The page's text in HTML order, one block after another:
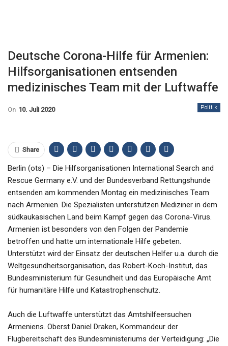
Deutsche Corona-Hilfe für Armenien:
Hilfsorganisationen entsenden
medizinisches Team mit der Luftwaffe
Politik
On 10. Juli 2020
Share
Berlin (ots) – Die Hilfsorganisationen International Search and
Rescue Germany e.V. und der Bundesverband Rettungshunde
entsenden am kommenden Montag ein medizinisches Team
nach Armenien. Die Spezialisten unterstützen Mediziner in dem
südkaukasischen Land beim Kampf gegen das Corona-Virus.
Armenien ist besonders von den Folgen der Pandemie
betroffen und hatte um internationale Hilfe gebeten.
Unterstützt wird der Einsatz der deutschen Helfer u.a. durch die
Weltgesundheitsorganisation, das Robert-Koch-Institut, das
Bundesministerium für Gesundheit und das Europäische Amt
für humanitäre Hilfe und Katastrophenschutz.
Auch die Luftwaffe unterstützt das Amtshilfeersuchen
Armeniens. Oberst Daniel Draken, Kommandeur der
Flugbereitschaft des Bundesministeriums der Verteidigung: „Die